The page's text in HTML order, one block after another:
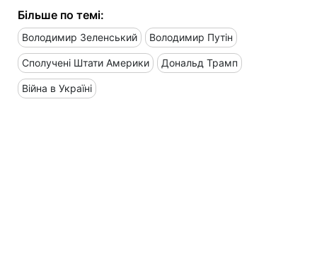
Більше по темі:
Володимир Зеленський Володимир Путін
Сполучені Штати Америки Дональд Трамп
Війна в Україні